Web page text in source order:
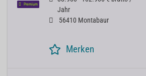
Premium
Jahr
56410 Montabaur
Merken